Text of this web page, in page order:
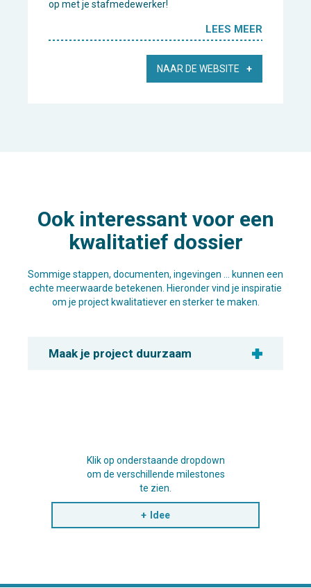
op met je stafmedewerker!
LEES MEER
NAAR DE WEBSITE
Ook interessant voor een
kwalitatief dossier
Sommige stappen, documenten, ingevingen … kunnen een
echte meerwaarde betekenen. Hieronder vind je inspiratie
om je project kwalitatiever en sterker te maken.
Maak je project duurzaam
Klik op onderstaande dropdown
om de verschillende milestones
te zien.
Idee